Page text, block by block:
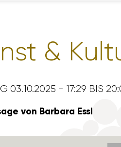
&
03.10.2025 - 17:29 BIS
von Barbara Essl